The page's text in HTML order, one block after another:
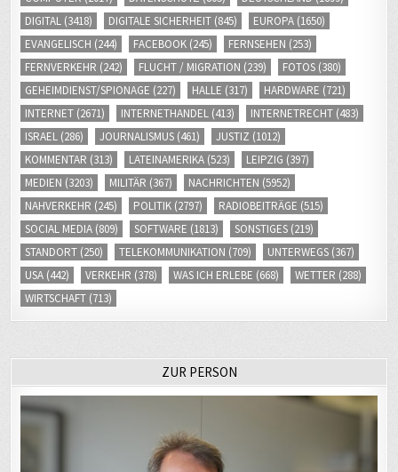
DIGITAL (3418) DIGITALE SICHERHEIT (845) EUROPA (1650)
EVANGELISCH (244) FACEBOOK (245) FERNSEHEN (253)
FERNVERKEHR (242) FLUCHT / MIGRATION (239) FOTOS (380)
GEHEIMDIENST/SPIONAGE (227) HALLE (317) HARDWARE (721)
INTERNET (2671) INTERNETHANDEL (413) INTERNETRECHT (483)
ISRAEL (286) JOURNALISMUS (461) JUSTIZ (1012)
KOMMENTAR (313) LATEINAMERIKA (523) LEIPZIG (397)
MEDIEN (3203) MILITÄR (367) NACHRICHTEN (5952)
NAHVERKEHR (245) POLITIK (2797) RADIOBEITRÄGE (515)
SOCIAL MEDIA (809) SOFTWARE (1813) SONSTIGES (219)
STANDORT (250) TELEKOMMUNIKATION (709) UNTERWEGS (367)
USA (442) VERKEHR (378) WAS ICH ERLEBE (668) WETTER (288)
WIRTSCHAFT (713)
ZUR PERSON